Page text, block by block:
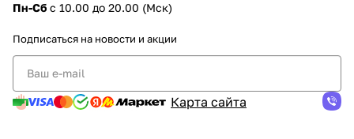
Пн-Сб с 10.00 до 20.00 (Мск)
Подписаться на новости и акции
Карта сайта